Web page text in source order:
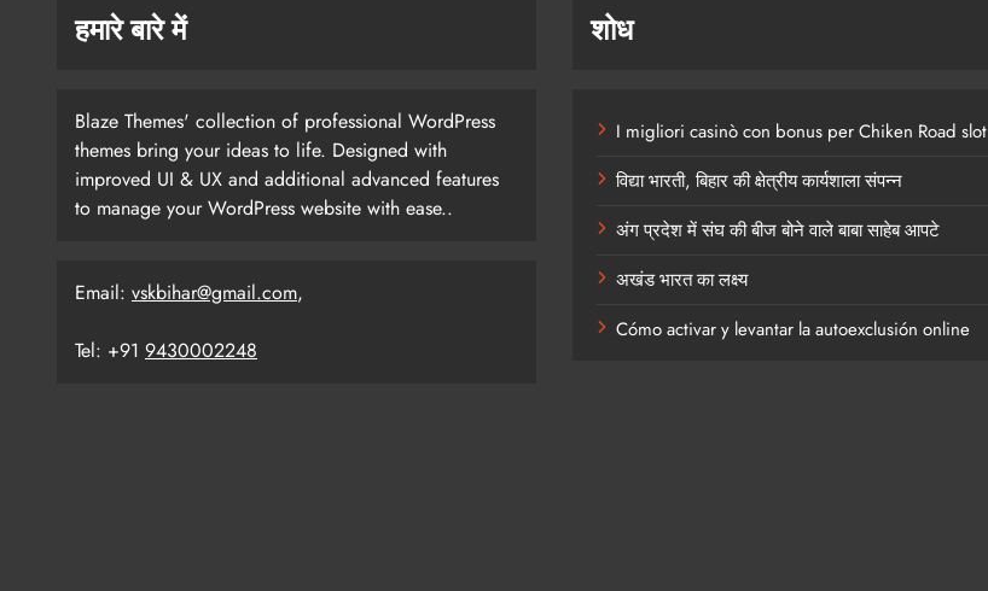
हमारे बारे में
Blaze Themes' collection of professional WordPress
themes bring your ideas to life. Designed with
improved UI & UX and additional advanced features
to manage your WordPress website with ease..
Email: vskbihar@gmail.com,
Tel: +91 9430002248
शोध
I migliori casinò con bonus per Chiken Road slot
विद्या भारती, बिहार की क्षेत्रीय कार्यशाला संपन्न
अंग प्रदेश में संघ की बीज बोने वाले बाबा साहेब आपटे
अखंड भारत का लक्ष्य
Cómo activar y levantar la autoexclusión online